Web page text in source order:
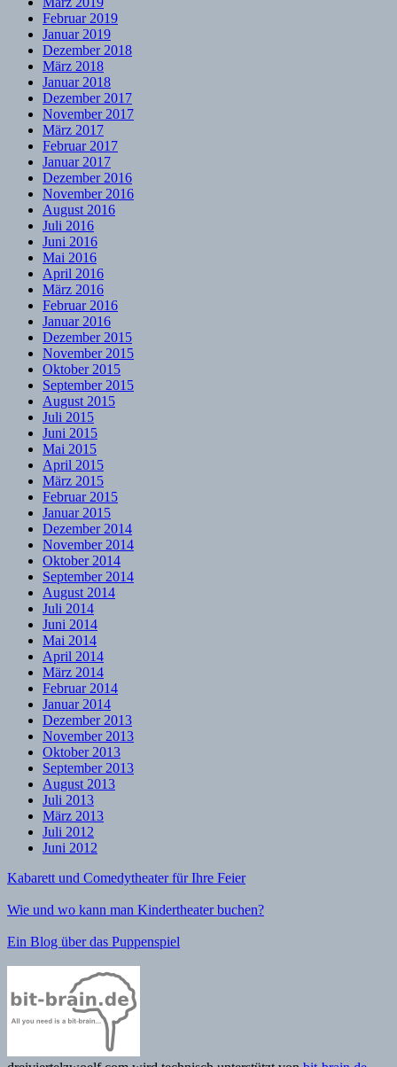
Februar 2019
Januar 2019
Dezember 2018
März 2018
Januar 2018
Dezember 2017
November 2017
März 2017
Februar 2017
Januar 2017
Dezember 2016
November 2016
August 2016
Juli 2016
Juni 2016
Mai 2016
April 2016
März 2016
Februar 2016
Januar 2016
Dezember 2015
November 2015
Oktober 2015
September 2015
August 2015
Juli 2015
Juni 2015
Mai 2015
April 2015
März 2015
Februar 2015
Januar 2015
Dezember 2014
November 2014
Oktober 2014
September 2014
August 2014
Juli 2014
Juni 2014
Mai 2014
April 2014
März 2014
Februar 2014
Januar 2014
Dezember 2013
November 2013
Oktober 2013
September 2013
August 2013
Juli 2013
März 2013
Juli 2012
Juni 2012
Kabarett und Comedytheater für Ihre Feier
Wie und wo kann man Kindertheater buchen?
Ein Blog über das Puppenspiel